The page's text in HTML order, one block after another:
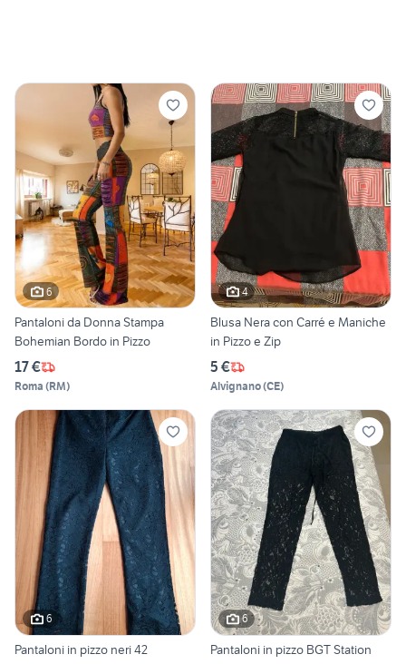
6
Pantaloni da Donna Stampa
Bohemian Bordo in Pizzo
17 €
Roma (RM)
4
Blusa Nera con Carré e Maniche
in Pizzo e Zip
5 €
Alvignano(CE)
6
Pantaloni in pizzo neri 42
6
Pantaloni in pizzo BGT Station